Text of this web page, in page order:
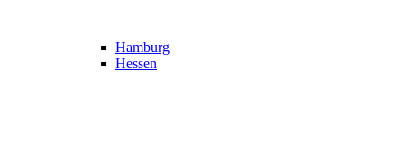
Hamburg
Hessen